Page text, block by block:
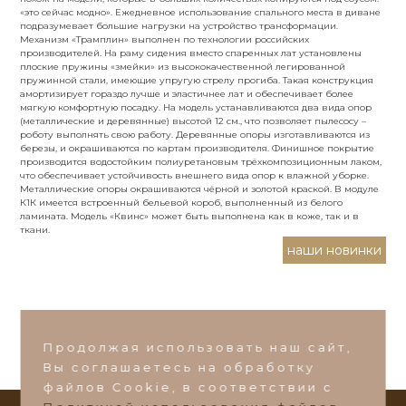
Продолжая использовать наш сайт,
Вы соглашаетесь на обработку
файлов Сookie, в соответствии с
«это сейчас модно». Ежедневное использование спального места в диване
подразумевает большие нагрузки на устройство трансформации.
Механизм «Трамплин» выполнен по технологии российских
производителей. На раму сидения вместо спаренных лат установлены
плоские пружины «змейки» из высококачественной легированной
пружинной стали, имеющие упругую стрелу прогиба. Такая конструкция
амортизирует гораздо лучше и эластичнее лат и обеспечивает более
мягкую комфортную посадку. На модель устанавливаются два вида опор
(металлические и деревянные) высотой 12 см., что позволяет пылесосу –
роботу выполнять свою работу. Деревянные опоры изготавливаются из
березы, и окрашиваются по картам производителя. Финишное покрытие
производится водостойким полиуретановым трёхкомпозиционным лаком,
что обеспечивает устойчивость внешнего вида опор к влажной уборке.
Металлические опоры окрашиваются чёрной и золотой краской. В модуле
К1К имеется встроенный бельевой короб, выполненный из белого
ламината. Модель «Квинс» может быть выполнена как в коже, так и в
ткани.
наши новинки
Город
Я согласен с обработкойперсональных
данных
Или пишите на почту:ds-zakaz@ds-mebel.com